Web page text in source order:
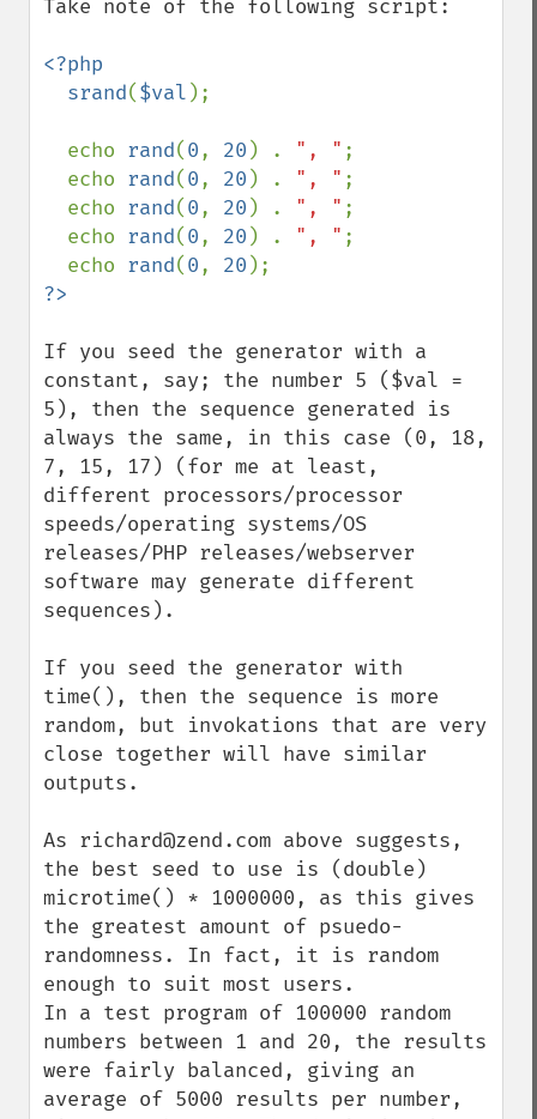
Take note of the following script:
<?php
  srand
($val );
  echo
rand(0, 20 ) . ", " ;
  echo
rand(0, 20 ) . ", " ;
  echo
rand(0, 20 ) . ", " ;
  echo
rand(0, 20 ) . ", " ;
  echo
rand(0, 20
If you seed the generator with a
constant, say; the number 5 ($val =
5), then the sequence generated is
always the same, in this case (0, 18,
7, 15, 17) (for me at least,
different processors/processor
speeds/operating systems/OS
releases/PHP releases/webserver
software may generate different
sequences).
If you seed the generator with
time(), then the sequence is more
random, but invokations that are very
close together will have similar
outputs.
As richard@zend.com above suggests,
the best seed to use is (double)
microtime() * 1000000, as this gives
the greatest amount of psuedo-
randomness. In fact, it is random
enough to suit most users.
In a test program of 100000 random
numbers between 1 and 20, the results
were fairly balanced, giving an
average of 5000 results per number,